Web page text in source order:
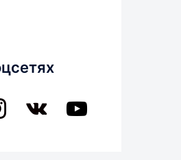
vkontakteyoutube